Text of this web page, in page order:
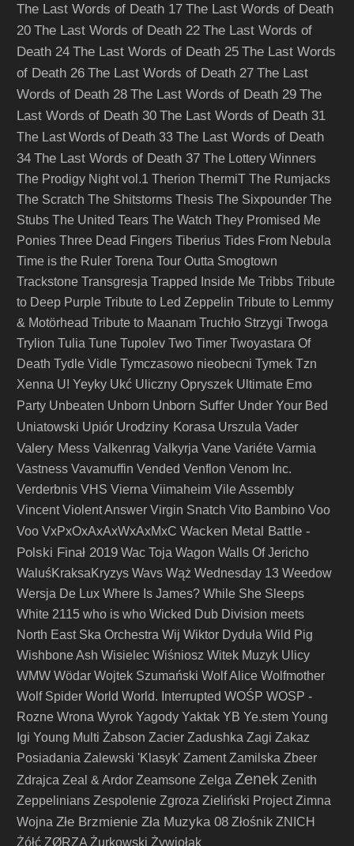
The Last Words of Death 17 The Last Words of Death
20 The Last Words of Death 22 The Last Words of
Death 24 The Last Words of Death 25 The Last Words
of Death 26 The Last Words of Death 27 The Last
Words of Death 28 The Last Words of Death 29 The
Last Words of Death 30 The Last Words of Death 31
The Last Words of Death 33 The Last Words of Death
34 The Last Words of Death 37 The Lottery Winners
The Prodigy Night vol.1 Therion ThermiT The Rumjacks
The Scratch The Shitstorms Thesis The Sixpounder The
Stubs The United Tears The Watch They Promised Me
Ponies Three Dead Fingers Tiberius Tides From Nebula
Time is the Ruler Torena Tour Outta Smogtown
Trackstone Transgresja Trapped Inside Me Tribbs Tribute
to Deep Purple Tribute to Led Zeppelin Tribute to Lemmy
& Motörhead Tribute to Maanam Truchło Strzygi Trwoga
Trylion Tulia Tune Tupolev Two Timer Twoyastara Of
Death Tydle Vidle Tymczasowo nieobecni Tymek Tzn
Xenna U! Yeyky Ukć Uliczny Opryszek Ultimate Emo
Party Unbeaten Unborn Unborn Suffer Under Your Bed
Uniatowski Upiór Urodziny Korasa Urszula Vader
Valery Mess Valkenrag Valkyrja Vane Variéte Varmia
Vastness Vavamuffin Vended Venflon Venom Inc.
Verderbnis VHS Vierna Viimaheim Vile Assembly
Vincent Violent Answer Virgin Snatch Vito Bambino Voo
Voo VxPxOxAxAxWxAxMxC Wacken Metal Battle -
Polski Finał 2019 Wac Toja Wagon Walls Of Jericho
WaluśKraksaKryzys Wavs Wąż Wednesday 13 Weedow
Wersja De Lux Where Is James? While She Sleeps
White 2115 who is who Wicked Dub Division meets
North East Ska Orchestra Wij Wiktor Dyduła Wild Pig
Wishbone Ash Wisielec Wiśniosz Witek Muzyk Ulicy
WMW Wödar Wojtek Szumański Wolf Alice Wolfmother
Wolf Spider World World. Interrupted WOŚP WOSP -
Rozne Wrona Wyrok Yagody Yaktak YB Ye.stem Young
Igi Young Multi Żabson Zacier Zadushka Zagi Zakaz
Posiadania Zalewski 'Klasyk' Zament Zamilska Zbeer
Zdrajca Zeal & Ardor Zeamsone Zelga Zenek Zenith
Zeppelinians Zespolenie Zgroza Zieliński Project Zimna
Wojna Złe Brzmienie Zła Muzyka 08 Złośnik ZNICH
Żółć ZØRZA Żurkowski Żywiołak